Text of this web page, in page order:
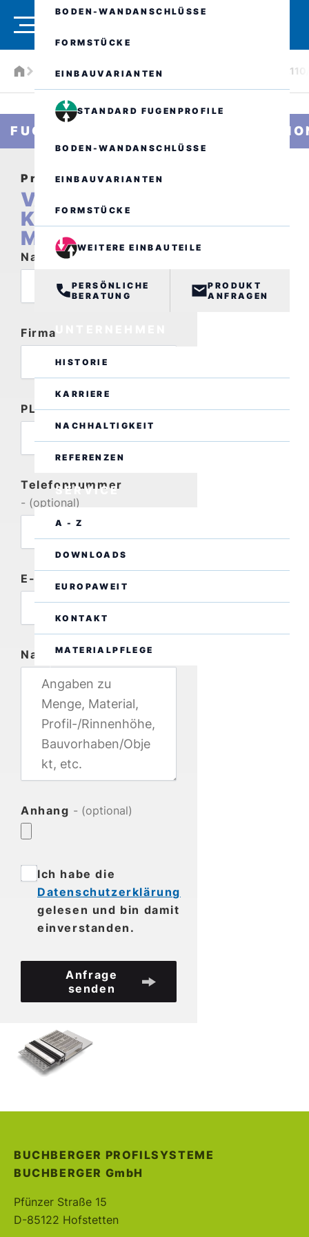
BODEN-WANDANSCHLÜSSE
FORMSTÜCKE
EINBAUVARIANTEN
STANDARD FUGENPROFILE
BODEN-WANDANSCHLÜSSE
EINBAUVARIANTEN
FORMSTÜCKE
WEITERE EINBAUTEILE
PERSÖNLICHE
BERATUNG
PRODUKT
ANFRAGEN
HISTORIE
KARRIERE
NACHHALTIGKEIT
REFERENZEN
SERVICE
A - Z
DOWNLOADS
EUROPAWEIT
KONTAKT
MATERIALPFLEGE
DE EN
Produkte Fugenprofil-/Rinnenkombinationen
FUGENPROFIL-/
Produktanfrage
VA.8.110/..
KOMBINIERT
MIT ALR.2
Name
Firma
PLZ- (optional)
Telefonnummer
- (optional)
E-Mail
Nachricht
Anhang - (optional)
Ich habe die
Datenschutzerklärung
gelesen und bin damit
einverstanden.
Anfrage
senden
BUCHBERGER PROFILSYSTEME
BUCHBERGER GmbH
Pfünzer Straße 15
D-85122 Hofstetten